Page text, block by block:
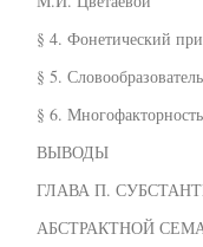
§ 4. Фонетический
§ 5.
§ 6.
ВЫВОДЫ
ГЛАВА П.
АБСТРАКТНОЙ